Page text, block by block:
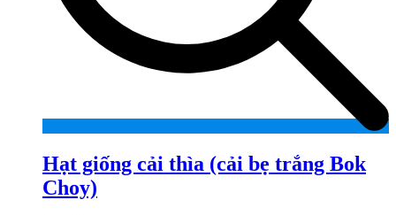
Hạt giống cải thìa (cải bẹ trắng Bok
Choy)